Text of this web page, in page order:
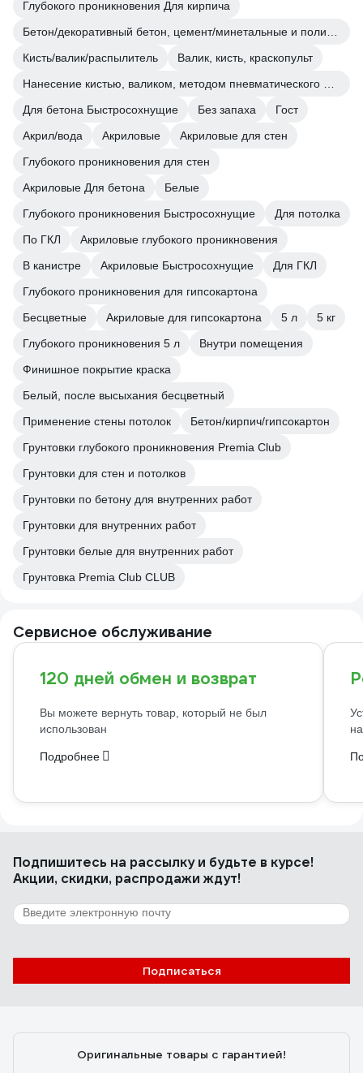
Глубокого проникновения Для кирпича
Кисть/валик/распылитель
Валик, кисть, краскопульт
Для бетона Быстросохнущие
Без запаха
Гост
Акрил/вода
Акриловые
Акриловые для стен
Глубокого проникновения для стен
Акриловые Для бетона
Белые
Глубокого проникновения Быстросохнущие
Для потолка
По ГКЛ
Акриловые глубокого проникновения
В канистре
Акриловые Быстросохнущие
Для ГКЛ
Глубокого проникновения для гипсокартона
Бесцветные
Акриловые для гипсокартона 5 л
5 кг
Глубокого проникновения 5 л
Внутри помещения
Финишное покрытие краска
Белый, после высыхания бесцветный
Применение стены потолок
Бетон/кирпич/гипсокартон
Грунтовки глубокого проникновения Premia Club
Грунтовки для стен и потолков
Грунтовки по бетону для внутренних работ
Грунтовки для внутренних работ
Грунтовки белые для внутренних работ
Грунтовка Premia Club CLUB
Сервисное обслуживание
120 дней обмен и возврат
Вы можете вернуть товар, который не был
использован
Подробнее
Подпишитесь на рассылкуи будьте в курсе!
Акции, скидки, распродажи ждут!
Подписаться
Оригинальные товары с гарантией!